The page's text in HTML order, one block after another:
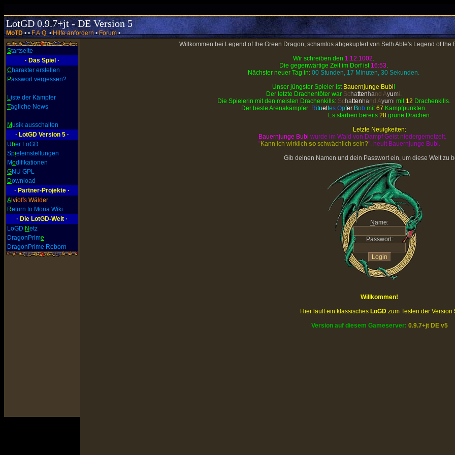
LotGD 0.9.7+jt - DE Version 5
MoTD• •F.A.Q.•Hilfe anfordern•Forum•
Startseite
· Das Spiel ·
C harakter erstellen
Passwort vergessen?
Liste der Kämpfer
Tägliche News
Musik ausschalten
· LotGD Version 5 ·
Über LoGD
Spieleinstellungen
Modifikationen
GNU GPL
Download
· Partner-Projekte ·
A vioffs Wä lder
Return to Moria Wiki
· Die LotGD-Welt ·
LoGD Netz
DragonPrime
DragonPrime Reborn
Willkommen bei Legend of the Green Dragon, schamlos abgekupfert von Seth Able's Legend of the
Wir schreiben den 1.12.1002.
Die gegenwärtige Zeit im Dorf ist 16:53.
Nächster neuer Tag in: 00 Stunden, 17 Minuten, 30 Sekunden.
Unser jüngster Spieler ist Bauernjunge Bubi!
Der letzte Drachentöter war Schatten hand Ayumi.
Die Spielerin mit den meisten Drachenkills: Schatten hand Ayumi mit 12 Drachenkills.
Der beste Arenakämpfer: Rituel es Opfer Bobmit67 Kampfpunkten.
Es starben bereits 28 grüne Drachen.
Letzte Neuigkeiten:
Bauernjunge Bubiwurde im Wald von Dampf Geist niedergemetzelt.
Kann ich wirklichsoschwächlich sein?", heult Bauernjunge Bubi.
Gib deinen Namen und dein Passwort ein, um diese Welt zu
Name:
Passwort:
Willkommen!
Hier läuft ein klassisches LoGDzum Testen der Version
Version auf diesem Gameserver: 0.9.7+jt DE v5